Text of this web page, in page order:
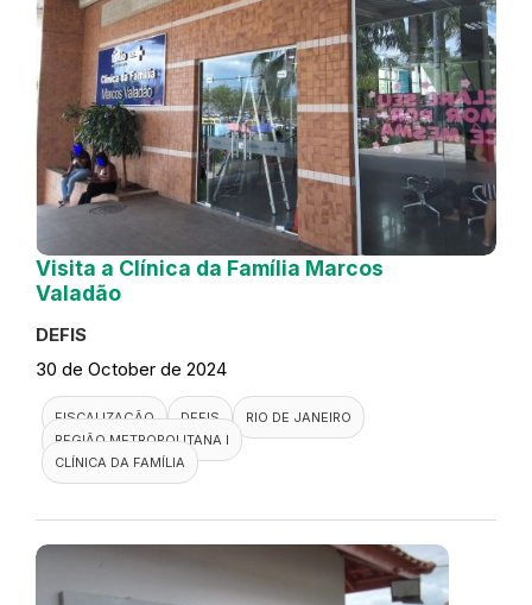
Visita a Clínica da Família Marcos
Valadão
DEFIS
30 de October de 2024
FISCALIZAÇÃO DEFIS
RIO DE JANEIRO
REGIÃO METROPOLITANA I
CLÍNICA DA FAMÍLIA